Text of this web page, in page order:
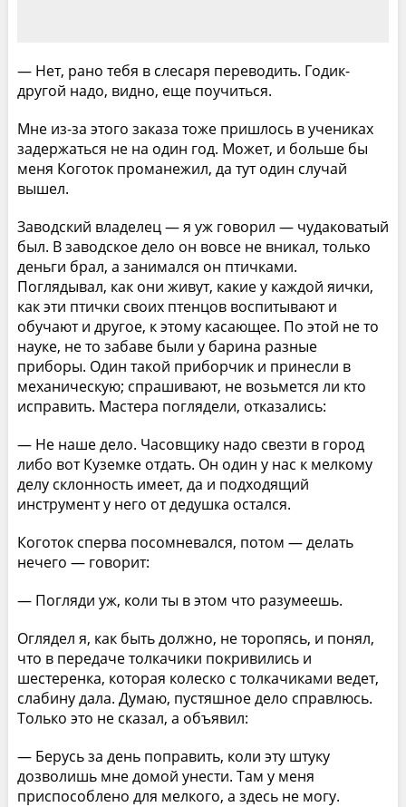
— Нет, рано тебя в слесаря переводить. Годик-
другой надо, видно, еще поучиться.
Мне из-за этого заказа тоже пришлось в учениках
задержаться не на один год. Может, и больше бы
меня Коготок проманежил, да тут один случай
вышел.
Заводский владелец — я уж говорил — чудаковатый
был. В заводское дело он вовсе не вникал, только
деньги брал, а занимался он птичками.
Поглядывал, как они живут, какие у каждой яички,
как эти птички своих птенцов воспитывают и
обучают и другое, к этому касающее. По этой не то
науке, не то забаве были у барина разные
приборы. Один такой приборчик и принесли в
механическую; спрашивают, не возьмется ли кто
исправить. Мастера поглядели, отказались:
— Не наше дело. Часовщику надо свезти в город
либо вот Куземке отдать. Он один у нас к мелкому
делу склонность имеет, да и подходящий
инструмент у него от дедушка остался.
Коготок сперва посомневался, потом — делать
нечего — говорит:
— Погляди уж, коли ты в этом что разумеешь.
Оглядел я, как быть должно, не торопясь, и понял,
что в передаче толкачики покривились и
шестеренка, которая колеско с толкачиками ведет,
слабину дала. Думаю, пустяшное дело справлюсь.
Только это не сказал, а объявил:
— Берусь за день поправить, коли эту штуку
дозволишь мне домой унести. Там у меня
приспособлено для мелкого, а здесь не могу.